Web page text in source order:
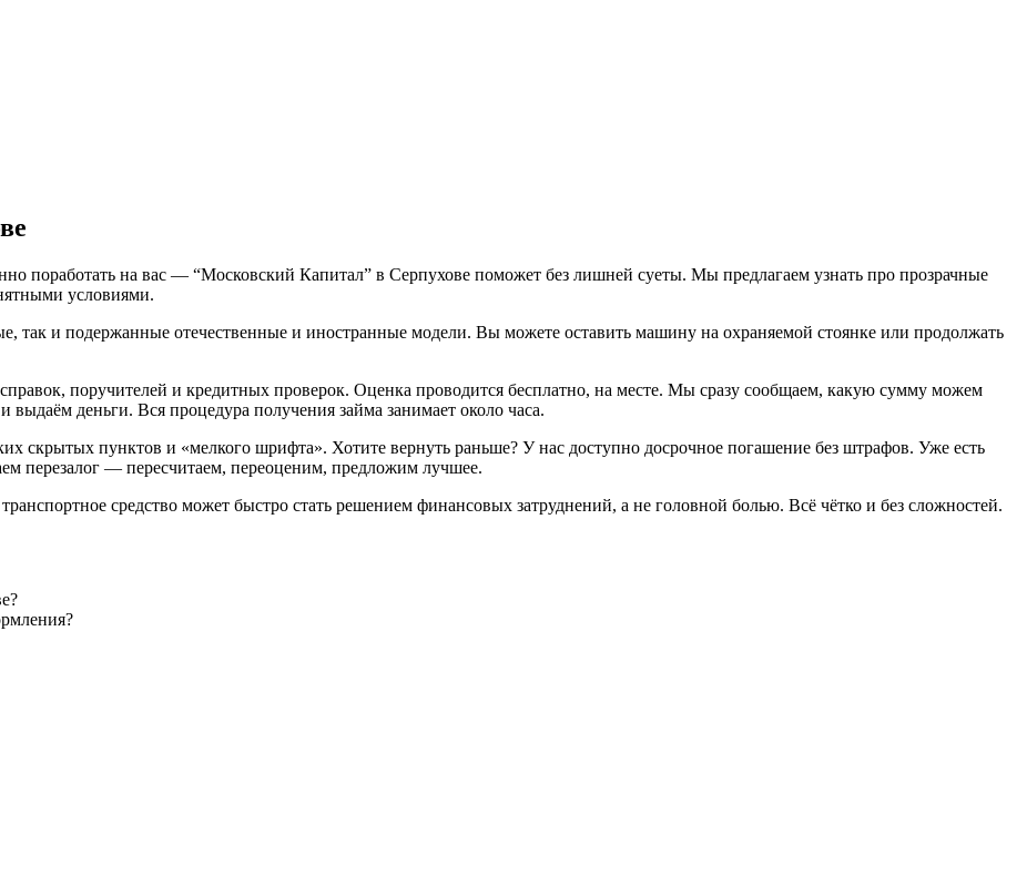
поработать на вас — “Московский Капитал” в Серпухове поможет без лишней суеты. Мы предлагаем узнать про прозрачные
условиями.
так и подержанные отечественные и иностранные модели. Вы можете оставить машину на охраняемой стоянке или продолжать
поручителей и кредитных проверок. Оценка проводится бесплатно, на месте. Мы сразу сообщаем, какую сумму можем
деньги. Вся процедура получения займа занимает около часа.
скрытых пунктов и «мелкого шрифта». Хотите вернуть раньше? У нас доступно досрочное погашение без штрафов. Уже есть
перезалог — пересчитаем, переоценим, предложим лучшее.
средство может быстро стать решением финансовых затруднений, а не головной болью. Всё чётко и без сложностей.